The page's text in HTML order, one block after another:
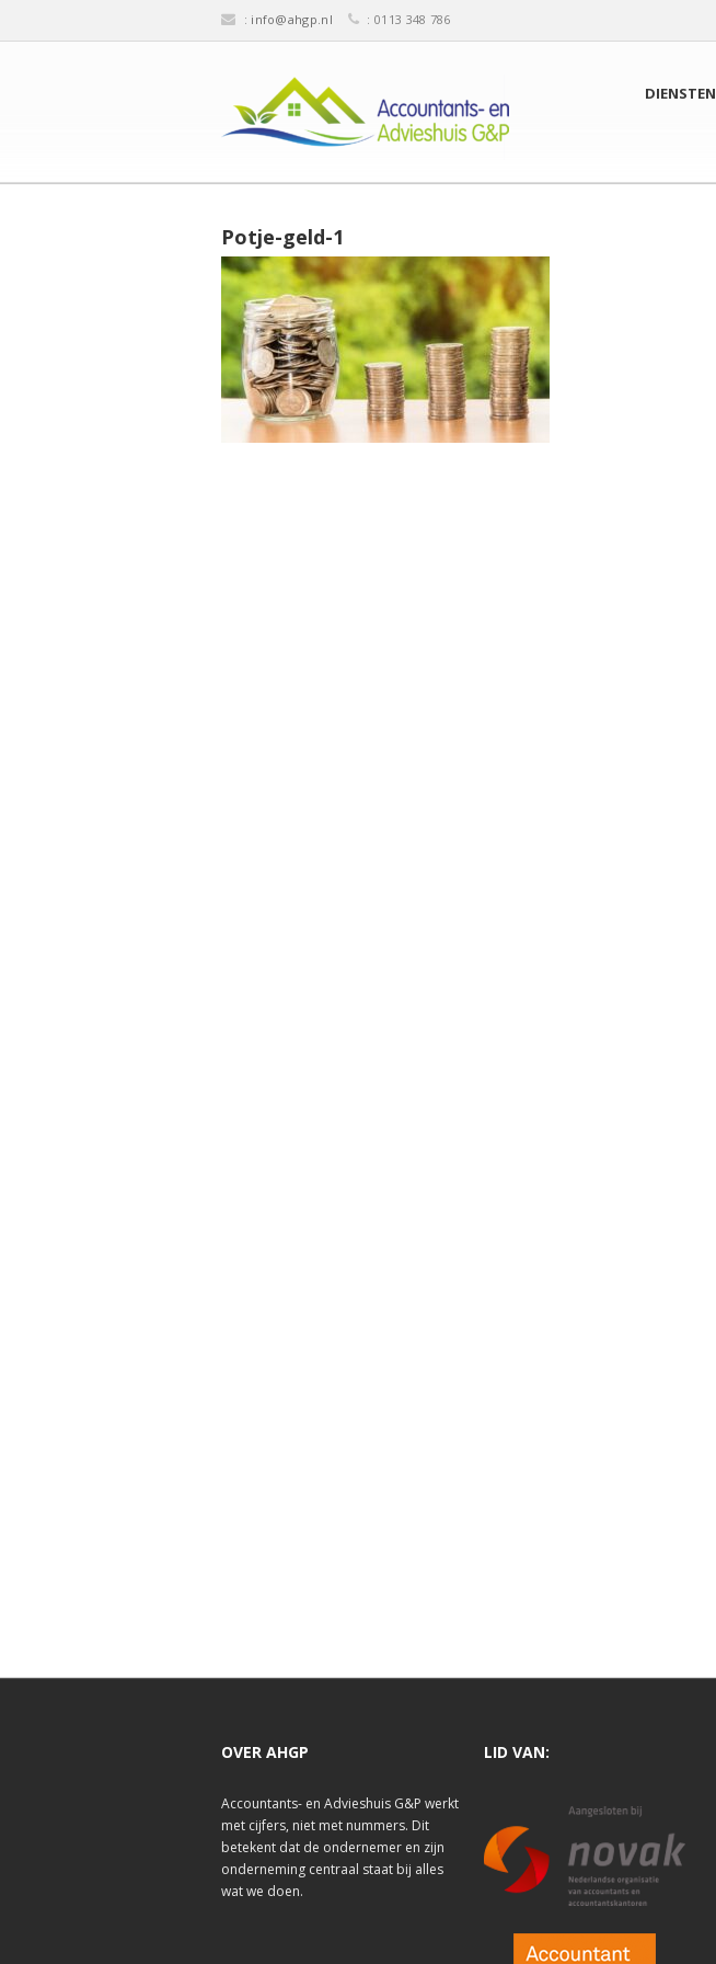
: info@ahgp.nl : 0113 348 786
DIENSTEN
Potje-geld-1
OVER AHGP
Accountants- en Advieshuis G&P werkt
met cijfers, niet met nummers. Dit
betekent dat de ondernemer en zijn
onderneming centraal staat bij alles
wat we doen.
LID VAN: